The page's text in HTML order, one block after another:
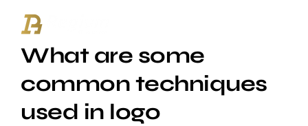
naar
inhoudWhat are some
common techniques
used in logo